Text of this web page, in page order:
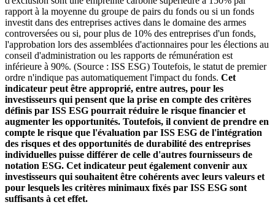
rapport à la moyenne du groupe de pairs du fonds ou si un fonds
investit dans des entreprises actives dans le domaine des armes
controversées ou si, pour plus de 10% des entreprises d'un fonds,
l'approbation lors des assemblées d'actionnaires pour les élections au
conseil d'administration ou les rapports de rémunération est
inférieure à 90%. (Source : ISS ESG) Toutefois, le statut de premier
ordre n'indique pas automatiquement l'impact du fonds. Cet
indicateur peut être approprié, entre autres, pour les
investisseurs qui pensent que la prise en compte des critères
définis par ISS ESG pourrait réduire le risque financier et
augmenter les opportunités. Toutefois, il convient de prendre en
compte le risque que l'évaluation par ISS ESG de l'intégration
des risques et des opportunités de durabilité des entreprises
individuelles puisse différer de celle d'autres fournisseurs de
notation ESG. Cet indicateur peut également convenir aux
investisseurs qui souhaitent être cohérents avec leurs valeurs et
pour lesquels les critères minimaux fixés par ISS ESG sont
suffisants à cet effet.